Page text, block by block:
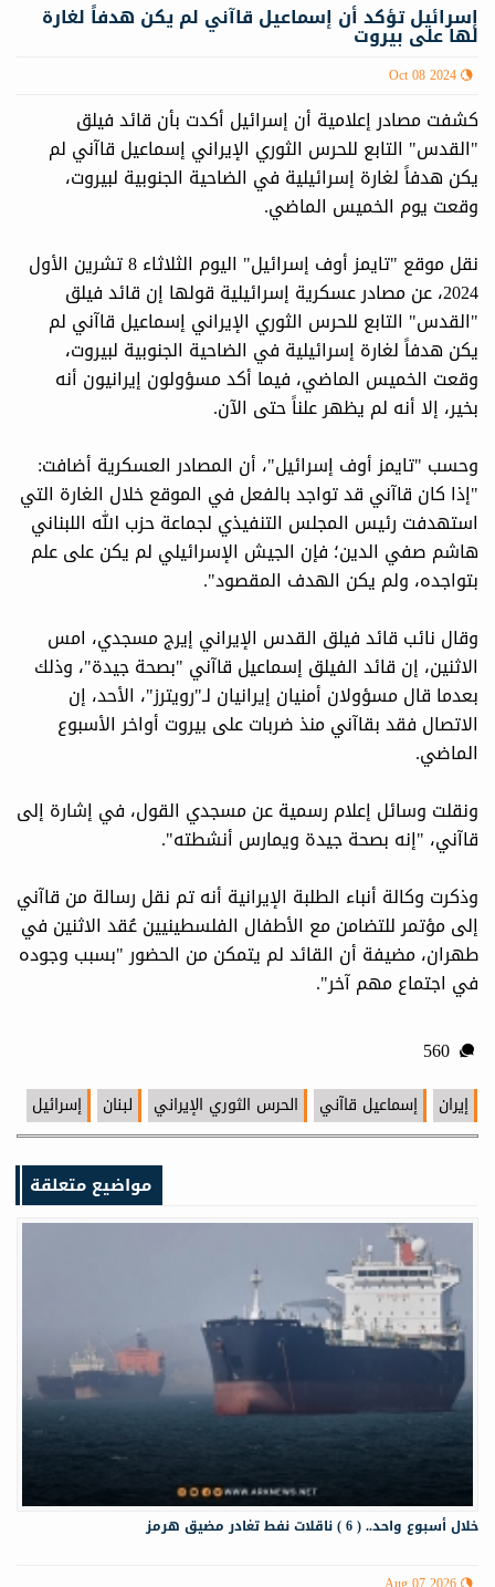
إسرائيل تؤكد أن إسماعيل قاآني لم يكن هدفاً لغارة
لها على بيروت
Oct 08 2024
كشفت مصادر إعلامية أن إسرائيل أكدت بأن قائد فيلق
"القدس" التابع للحرس الثوري الإيراني إسماعيل قاآني لم
يكن هدفاً لغارة إسرائيلية في الضاحية الجنوبية لبيروت،
وقعت يوم الخميس الماضي.
نقل موقع "تايمز أوف إسرائيل" اليوم الثلاثاء 8 تشرين الأول
2024، عن مصادر عسكرية إسرائيلية قولها إن قائد فيلق
"القدس" التابع للحرس الثوري الإيراني إسماعيل قاآني لم
يكن هدفاً لغارة إسرائيلية في الضاحية الجنوبية لبيروت،
وقعت الخميس الماضي، فيما أكد مسؤولون إيرانيون أنه
بخير، إلا أنه لم يظهر علناً حتى الآن.
وحسب "تايمز أوف إسرائيل"، أن المصادر العسكرية أضافت:
"إذا كان قاآني قد تواجد بالفعل في الموقع خلال الغارة التي
استهدفت رئيس المجلس التنفيذي لجماعة حزب الله اللبناني
هاشم صفي الدين؛ فإن الجيش الإسرائيلي لم يكن على علم
بتواجده، ولم يكن الهدف المقصود".
وقال نائب قائد فيلق القدس الإيراني إيرج مسجدي، امس
الاثنين، إن قائد الفيلق إسماعيل قاآني "بصحة جيدة"، وذلك
بعدما قال مسؤولان أمنيان إيرانيان لـ"رويترز"، الأحد، إن
الاتصال فقد بقاآني منذ ضربات على بيروت أواخر الأسبوع
الماضي.
ونقلت وسائل إعلام رسمية عن مسجدي القول، في إشارة إلى
قاآني، "إنه بصحة جيدة ويمارس أنشطته".
وذكرت وكالة أنباء الطلبة الإيرانية أنه تم نقل رسالة من قاآني
إلى مؤتمر للتضامن مع الأطفال الفلسطينيين عُقد الاثنين في
طهران، مضيفة أن القائد لم يتمكن من الحضور "بسبب وجوده
في اجتماع مهم آخر".
إيران إسماعيل قاآني الحرس الثوري الإيراني لبنان إسرائيل
مواضيع متعلقة
خلال أسبوع واحد.. ( 6 ) ناقلات نفط تغادر مضيق هرمز